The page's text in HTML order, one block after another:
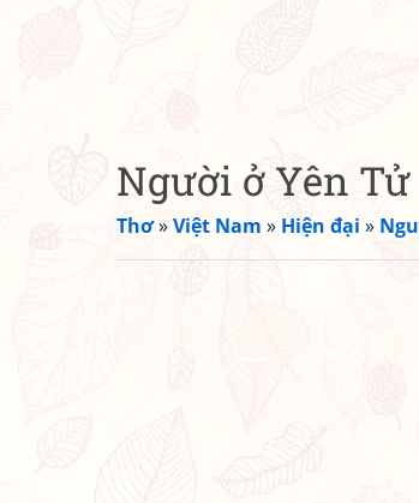
Người ở Yên Tử
Thơ»Việt Nam » Hiện đại »